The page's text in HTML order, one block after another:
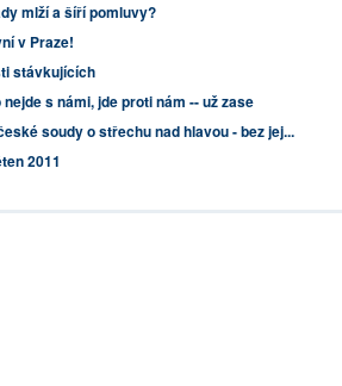
mlží a šíří pomluvy?
v Praze!
stávkujících
s námi, jde proti nám -- už zase
soudy o střechu nad hlavou - bez jej...
2011